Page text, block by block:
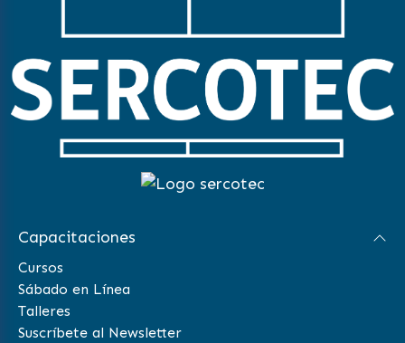
Capacitaciones
Cursos
Sábado en Línea
Talleres
Suscríbete al Newsletter